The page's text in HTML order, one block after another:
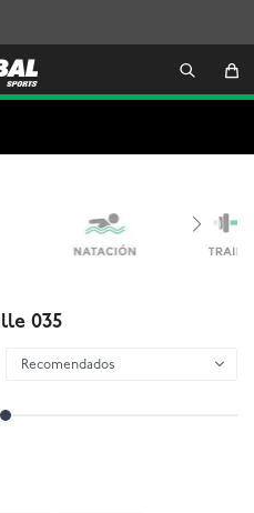
035
Recomendados